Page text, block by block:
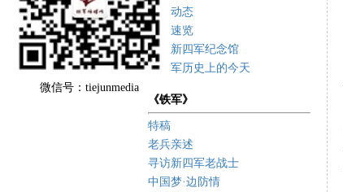
微信号：tiejunmedia
新闻动态
要闻速览
盐城新四军纪念馆
新四军历史上的今天
《铁军》
特稿
老兵亲述
寻访新四军老战士
中国梦·边防情